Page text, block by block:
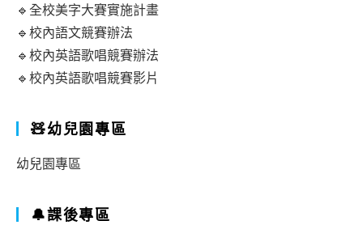
🔹全校美字大賽實施計畫
🔹校內語文競賽辦法
🔹校內英語歌唱競賽辦法
🔹校內英語歌唱競賽影片
🧸幼兒園專區
幼兒園專區
🔔課後專區